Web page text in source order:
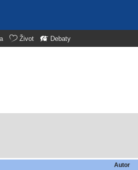
Život Debaty
Autor